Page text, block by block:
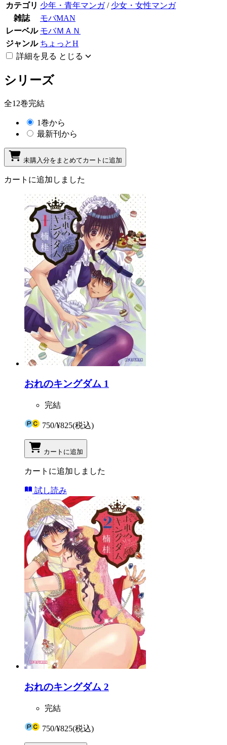
カテゴリ 少年・青年マンガ/ 少女・女性マンガ
雑誌
モバMAN
レーベル モバＭＡＮ
ジャンル ちょっとH
詳細を見る とじる
シリーズ
全12巻完結
1巻から
最新刊から
未購入分をまとめてカートに追加
カートに追加しました
おれのキングダム 1
完結
750/¥825(税込)
カートに追加
カートに追加しました
試し読み
おれのキングダム 2
完結
750/¥825(税込)